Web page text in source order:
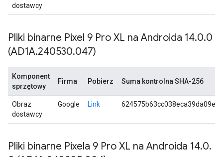
dostawcy
Pliki binarne Pixel 9 Pro XL na Androida 14.0.0
(AD1A.240530.047)
Komponent
sprzętowy
Firma Pobierz Suma kontrolna SHA-256
Obraz
dostawcy
Google Link
Pliki binarne Pixela 9 Pro XL na Androida 14.0.